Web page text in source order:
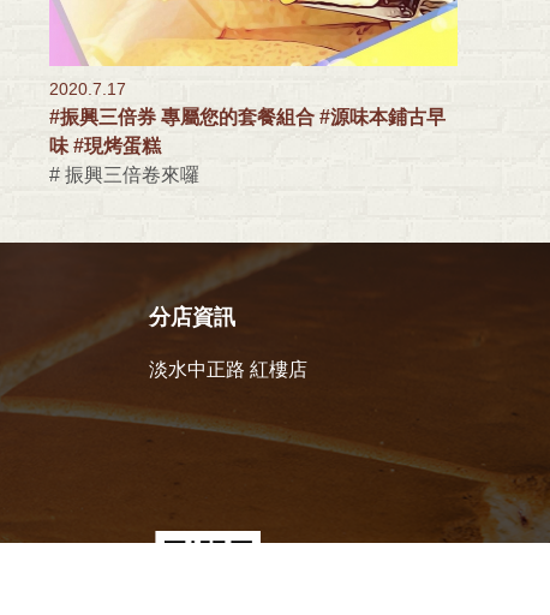
2020.7.17
#振興三倍券 專屬您的套餐組合 #源味本鋪古早
味 #現烤蛋糕
# 振興三倍卷來囉
分店資訊
淡水中正路 紅樓店